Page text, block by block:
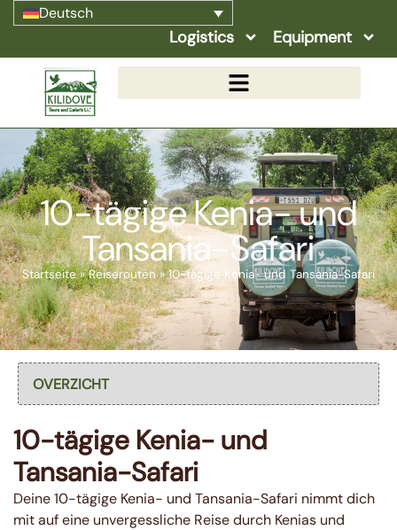
Deutsch
Logistics Equipment
10-tägige Kenia- und
Tansania-Safari
Startseite»Reiserouten»10-tägige Kenia- und Tansania-Safari
Select page
10-tägige Kenia- und
Tansania-Safari
Deine 10-tägige Kenia- und Tansania-Safari nimmt dich
mit auf eine unvergessliche Reise durch Kenias und